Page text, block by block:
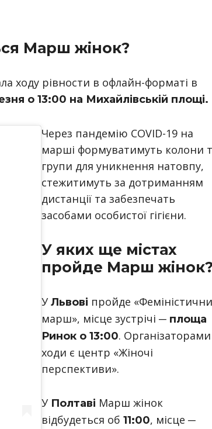
Марш жінок?
ходу рівности в офлайн-форматі в
о 13:00 на Михайлівській площі.
Через пандемію COVID-19 на
марші формуватимуть колони
групи для уникнення натовпу,
стежитимуть за дотриманням
дистанції та забезпечать
засобами особистої гігієни.
У яких ще містах
пройде Марш
УЛьвові пройде
марш», місце зустрічі ─ площа
Ринок о 13:00. Організаторами
ходи є центр «Жіночі
перспективи».
У Полтаві Марш жінок
відбудеться об 11:00, місце ─